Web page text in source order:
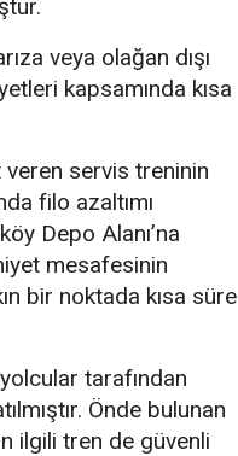
veya olağan dışı
kapsamında kısa
veren servis treninin
filo azaltımı
Depo Alanı’na
mesafesinin
bir noktada kısa süre
tarafından
Önde bulunan
ilgili tren de güvenli